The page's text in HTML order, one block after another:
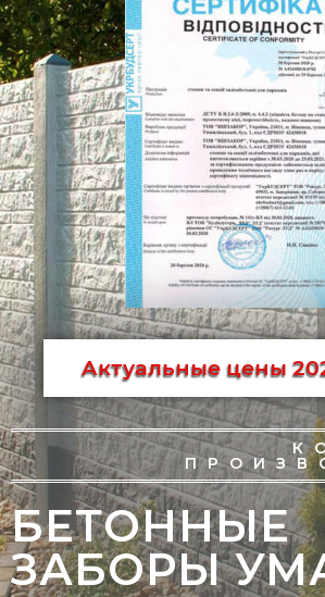
Актуальные цены
БЕТОННЫЕ
ЗАБОРЫ